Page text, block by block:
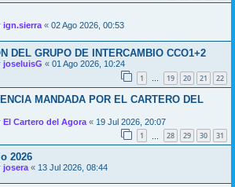
ign.sierra « 02 Ago 2026, 00:53
DEL GRUPO DE INTERCAMBIO CCO1+2
joseluisG « 01 Ago 2026, 10:24
1 … 19 20 21 22
MANDADA POR EL CARTERO DEL
El Cartero del Agora « 19 Jul 2026, 20:07
1 28 29 30 31
2026
josera« 13 Jul 2026, 08:44